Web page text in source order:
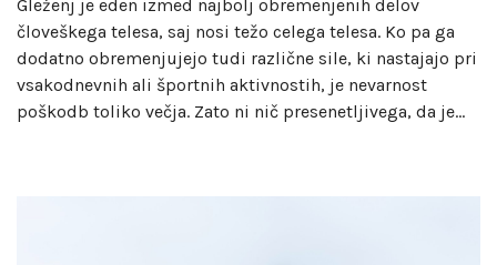
Gleženj je eden izmed najbolj obremenjenih delov
človeškega telesa, saj nosi težo celega telesa. Ko pa ga
dodatno obremenjujejo tudi različne sile, ki nastajajo pri
vsakodnevnih ali športnih aktivnostih, je nevarnost
poškodb toliko večja. Zato ni nič presenetljivega, da je…